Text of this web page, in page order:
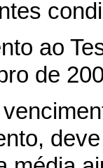
ao
de